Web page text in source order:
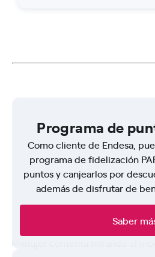
Programa de
Como cliente de Endesa,
programa de fidelización
puntos y canjearlos por
además de disfrutar de
Saber